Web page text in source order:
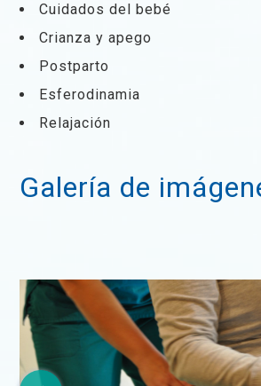
Cuidados del bebé
Crianza y apego
Postparto
Esferodinamia
Relajación
Galería de